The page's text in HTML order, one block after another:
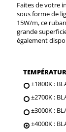
Faites de votre
sous forme de
15W/m, ce
grande
également
±1800K :
±2700K :
±3000K :
±4000K :